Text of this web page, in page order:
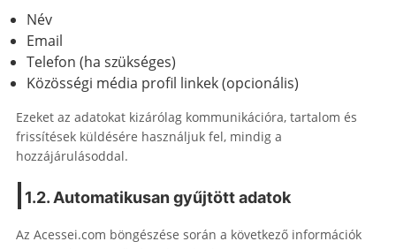
Név
Email
Telefon (ha szükséges)
Közösségi média profil linkek (opcionális)
Ezeket az adatokat kizárólag kommunikációra, tartalom és
frissítések küldésére használjuk fel, mindig a
hozzájárulásoddal.
1.2. Automatikusan gyűjtött adatok
Az Acessei.com böngészése során a következő információk